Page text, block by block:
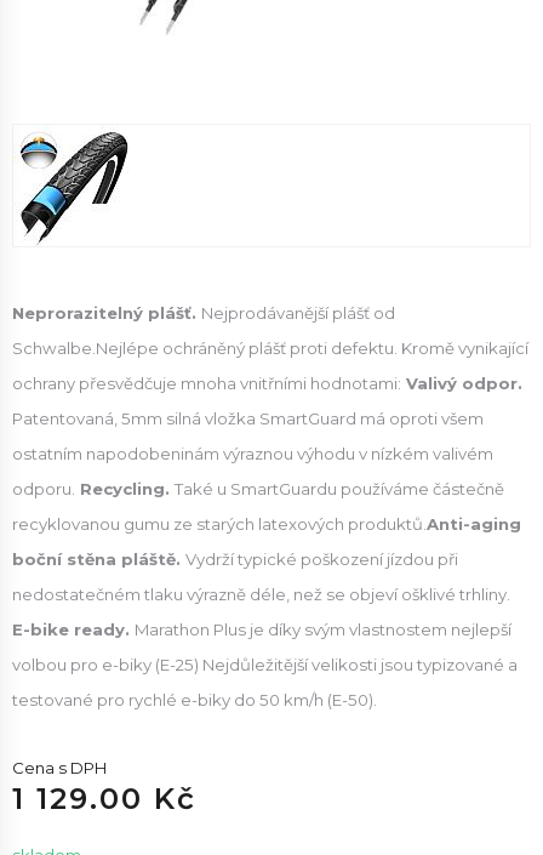
Neprorazitelný plášť. Nejprodávanější plášť od
Schwalbe.Nejlépe ochráněný plášť proti defektu. Kromě vynikající
ochrany přesvědčuje mnoha vnitřními hodnotami: Valivý odpor.
Patentovaná, 5mm silná vložka SmartGuard má oproti všem
ostatním napodobeninám výraznou výhodu v nízkém valivém
odporu. Recycling. Také u SmartGuardu používáme částečně
recyklovanou gumu ze starých latexových produktů. Anti-aging
boční stěna pláště. Vydrží typické poškození jízdou při
nedostatečném tlaku výrazně déle, než se objeví ošklivé trhliny.
E-bike ready. Marathon Plus je díky svým vlastnostem nejlepší
volbou pro e-biky (E-25) Nejdůležitější velikosti jsou typizované a
testované pro rychlé e-biky do 50 km/h (E-50).
Cena s DPH
1 129.00 Kč